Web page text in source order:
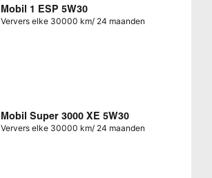
Mobil 1 ESP 5W30
Ververs elke 30000 km/ 24 maanden
Mobil Super 3000 XE 5W30
Ververs elke 30000 km/ 24 maanden